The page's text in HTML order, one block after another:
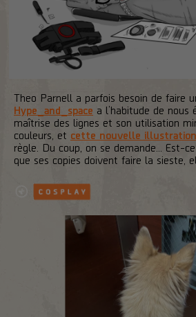
Theo Parnell a parfois besoin de faire
Hype_and_space a l’habitude de nous
maîtrise des lignes et son utilisation
couleurs, et cette nouvelle illustration
règle. Du coup, on se demande… Est-
que ses copies doivent faire la sieste,